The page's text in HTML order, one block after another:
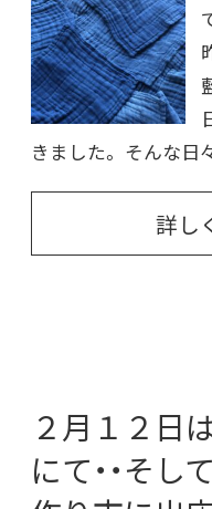
きました。 そんな日
詳し
２月１２日
にて・・そ